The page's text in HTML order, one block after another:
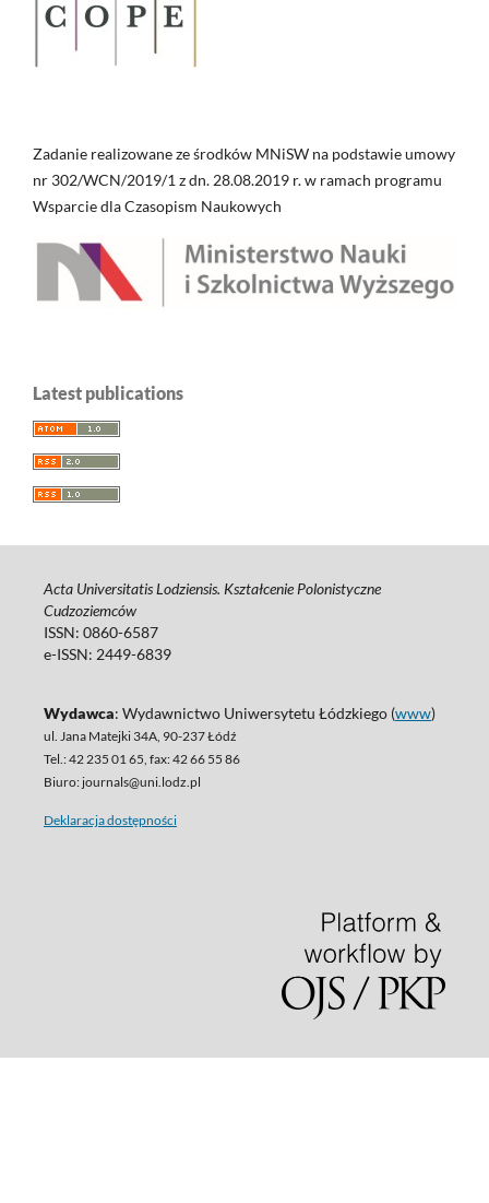
Zadanie realizowane ze środków MNiSW na podstawie umowy
nr 302/WCN/2019/1 z dn. 28.08.2019 r. w ramach programu
Wsparcie dla Czasopism Naukowych
Latest publications
Acta Universitatis Lodziensis. Kształcenie Polonistyczne
Cudzoziemców
ISSN: 0860-6587
e-ISSN: 2449-6839
Wydawca: Wydawnictwo Uniwersytetu Łódzkiego (www)
ul. Jana Matejki 34A, 90-237 Łódź
Tel.: 42 235 01 65, fax: 42 66 55 86
Biuro: journals@uni.lodz.pl
Deklaracja dostępności